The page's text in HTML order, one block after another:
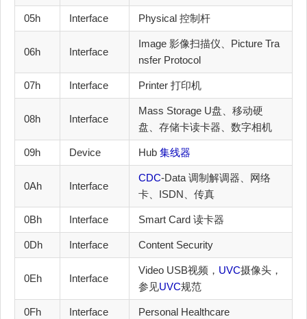
05h Interface Physical 控制杆
06h Interface
Image 影像扫描仪、Picture Tra
nsfer Protocol
07h Interface Printer 打印机
08h Interface
Mass Storage U盘、移动硬
盘、存储卡读卡器、数字相机
09h Device Hub 集线器
0Ah Interface
CDC-Data 调制解调器、网络
卡、ISDN、传真
0Bh Interface Smart Card 读卡器
0Dh Interface Content Security
0Eh Interface
Video USB视频， UVC摄像头，
参见UVC规范
0Fh Interface Personal Healthcare